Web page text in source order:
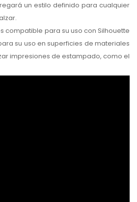
un estilo definido para cualquier
compatible para su uso con Silhouette
su uso en superficies de materiales
impresiones de estampado, como el